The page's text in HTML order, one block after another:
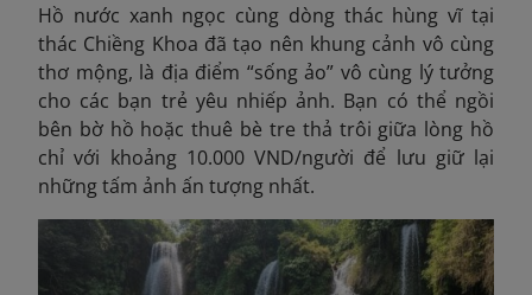
Hồ nước xanh ngọc cùng dòng thác hùng vĩ tại
thác Chiềng Khoa đã tạo nên khung cảnh vô cùng
thơ mộng, là địa điểm “sống ảo” vô cùng lý tưởng
cho các bạn trẻ yêu nhiếp ảnh. Bạn có thể ngồi
bên bờ hồ hoặc thuê bè tre thả trôi giữa lòng hồ
chỉ với khoảng 10.000 VND/người để lưu giữ lại
những tấm ảnh ấn tượng nhất.